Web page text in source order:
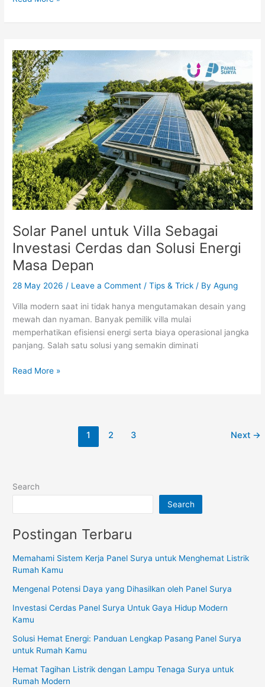
Solar Panel untuk Villa Sebagai
Investasi Cerdas dan Solusi Energi
Masa Depan
28 May 2026/ Leave a Comment /Tips & Trick / ByAgung
Villa modern saat ini tidak hanya mengutamakan desain yang
mewah dan nyaman. Banyak pemilik villa mulai
memperhatikan efisiensi energi serta biaya operasional jangka
panjang. Salah satu solusi yang semakin diminati
Solar
Panel
untuk
Villa
Sebagai
Investasi
Cerdas
dan
Solusi
Energi
Masa
Depan
Read More »
1 2 3 Next →
Search
Search
Postingan Terbaru
Memahami Sistem Kerja Panel Surya untuk Menghemat Listrik
Rumah Kamu
Mengenal Potensi Daya yang Dihasilkan oleh Panel Surya
Investasi Cerdas Panel Surya Untuk Gaya Hidup Modern
Kamu
Solusi Hemat Energi: Panduan Lengkap Pasang Panel Surya
untuk Rumah Kamu
Hemat Tagihan Listrik dengan Lampu Tenaga Surya untuk
Rumah Modern